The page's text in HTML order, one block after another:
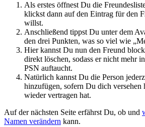
Als erstes öffnest Du die
klickst dann auf den Eintrag für den
willst.
Anschließend tippst Du unter dem
den drei Punkten, was so viel wie
Hier kannst Du nun den Freund
direkt löschen, sodass er nicht mehr
PSN auftaucht.
Natürlich kannst Du die Person
hinzufügen, sofern Du dich versehen
wieder vertragen hat.
Auf der nächsten Seite erfährst Du, ob und
Namen verändern kann.